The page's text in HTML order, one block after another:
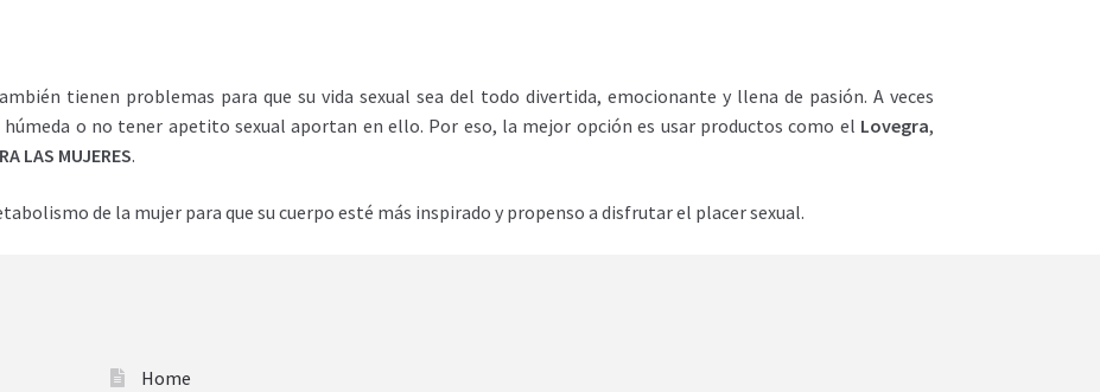
tienen problemas para que su vida sexual sea del todo divertida, emocionante y llena de pasión. A veces
o no tener apetito sexual aportan en ello. Por eso, la mejor opción es usar productos como el Lovegra,
LAS MUJERES.
de la mujer para que su cuerpo esté más inspirado y propenso a disfrutar el placer sexual.
Home